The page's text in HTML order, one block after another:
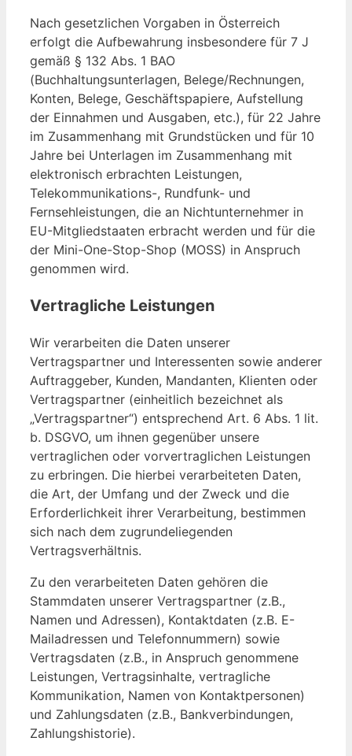
Nach gesetzlichen Vorgaben in Österreich
erfolgt die Aufbewahrung insbesondere für 7 J
gemäß § 132 Abs. 1 BAO
(Buchhaltungsunterlagen, Belege/Rechnungen,
Konten, Belege, Geschäftspapiere, Aufstellung
der Einnahmen und Ausgaben, etc.), für 22 Jahre
im Zusammenhang mit Grundstücken und für 10
Jahre bei Unterlagen im Zusammenhang mit
elektronisch erbrachten Leistungen,
Telekommunikations-, Rundfunk- und
Fernsehleistungen, die an Nichtunternehmer in
EU-Mitgliedstaaten erbracht werden und für die
der Mini-One-Stop-Shop (MOSS) in Anspruch
genommen wird.
Vertragliche Leistungen
Wir verarbeiten die Daten unserer
Vertragspartner und Interessenten sowie anderer
Auftraggeber, Kunden, Mandanten, Klienten oder
Vertragspartner (einheitlich bezeichnet als
„Vertragspartner“) entsprechend Art. 6 Abs. 1 lit.
b. DSGVO, um ihnen gegenüber unsere
vertraglichen oder vorvertraglichen Leistungen
zu erbringen. Die hierbei verarbeiteten Daten,
die Art, der Umfang und der Zweck und die
Erforderlichkeit ihrer Verarbeitung, bestimmen
sich nach dem zugrundeliegenden
Vertragsverhältnis.
Zu den verarbeiteten Daten gehören die
Stammdaten unserer Vertragspartner (z.B.,
Namen und Adressen), Kontaktdaten (z.B. E-
Mailadressen und Telefonnummern) sowie
Vertragsdaten (z.B., in Anspruch genommene
Leistungen, Vertragsinhalte, vertragliche
Kommunikation, Namen von Kontaktpersonen)
und Zahlungsdaten (z.B., Bankverbindungen,
Zahlungshistorie).